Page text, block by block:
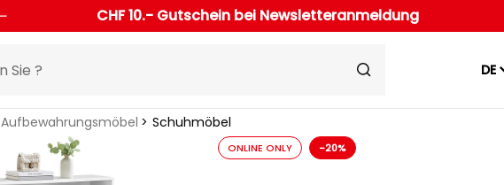
CHF 10.- Gutschein bei Newsletteranmeldung
DE
Aufbewahrungsmöbel Schuhmöbel
ONLINE ONLY -20%